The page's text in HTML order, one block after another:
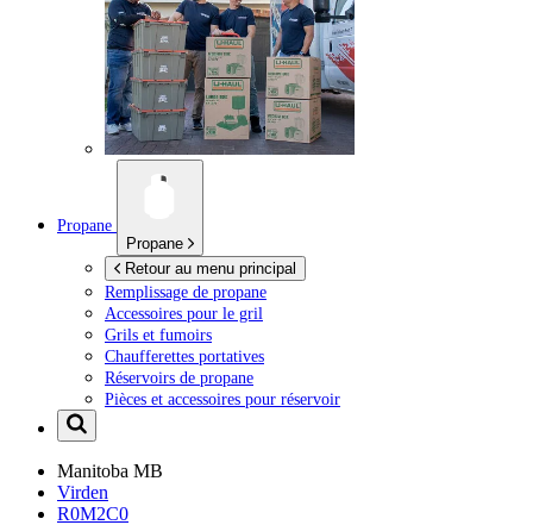
Propane
Propane
Retour au menu principal
Remplissage de propane
Accessoires pour le gril
Grils et fumoirs
Chaufferettes portatives
Réservoirs de propane
Pièces et accessoires pour réservoir
Manitoba MB
Virden
R0M2C0